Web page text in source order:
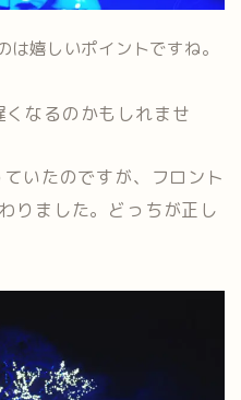
は嬉しいポイントですね。
なるのかもしれませ
いたのですが、フロント
りました。どっちが正し